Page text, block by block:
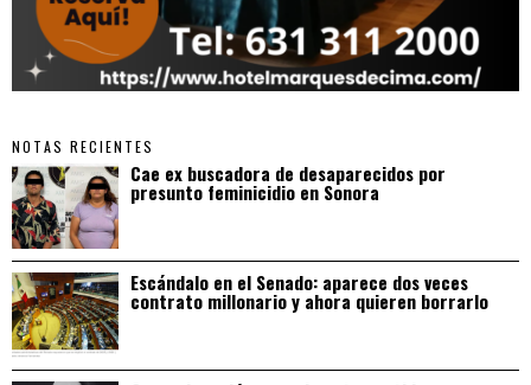
NOTAS RECIENTES
Cae ex buscadora de desaparecidos por
presunto feminicidio en Sonora
Escándalo en el Senado: aparece dos veces
contrato millonario y ahora quieren borrarlo